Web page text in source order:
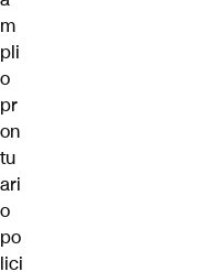
m
pli
o
pr
on
tu
ari
o
po
lici